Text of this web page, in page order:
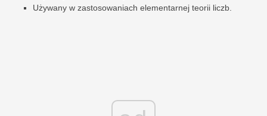
Używany w zastosowaniach elementarnej teorii liczb.